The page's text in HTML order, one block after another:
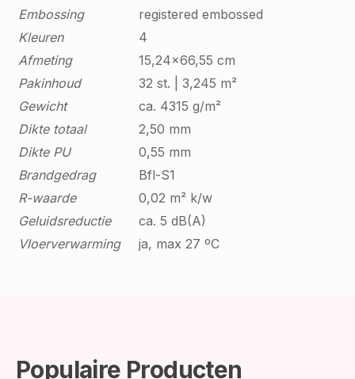
Embossing
registered embossed
Kleuren
4
Afmeting
15,24x66,55 cm
Pakinhoud
32 st. | 3,245 m²
Gewicht
ca. 4315 g/m²
Dikte totaal
2,50 mm
Dikte PU
0,55 mm
Brandgedrag
Bfl-S1
R-waarde
0,02 m² k/w
Geluidsreductie
ca. 5 dB(A)
Vloerverwarming
ja, max 27 ºC
Populaire Producten